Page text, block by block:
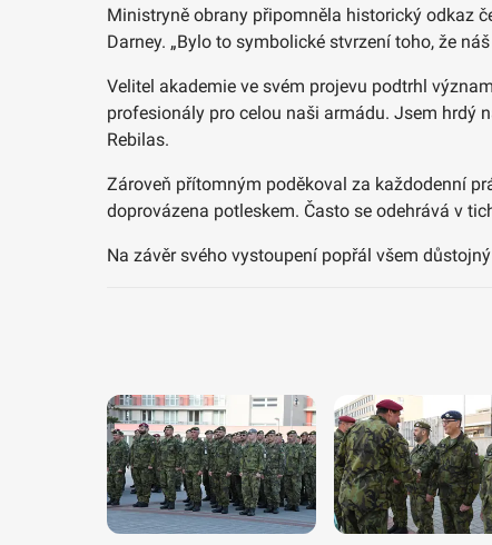
Ministryně obrany připomněla historický odkaz
Darney. „Bylo to symbolické stvrzení toho, že
Velitel akademie ve svém projevu podtrhl
profesionály pro celou naši armádu. Jsem hrdý
Rebilas.
Zároveň přítomným poděkoval za každodenní
doprovázena potleskem. Často se odehrává v
Na závěr svého vystoupení popřál všem